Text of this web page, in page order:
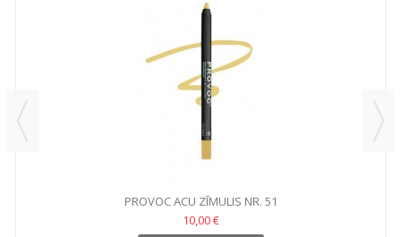
PROVOC ACU ZĪMULIS NR. 51
10,00 €